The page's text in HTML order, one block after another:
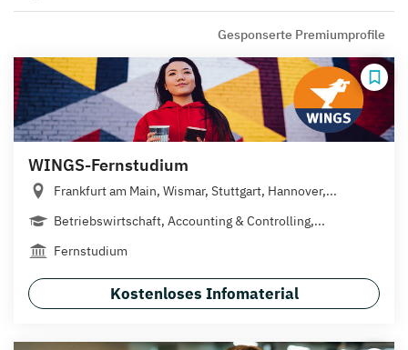
Gesponserte Premiumprofile
WINGS-Fernstudium
Frankfurt am Main, Wismar, Stuttgart, Hannover,...
Betriebswirtschaft, Accounting & Controlling,...
Fernstudium
Kostenloses Infomaterial